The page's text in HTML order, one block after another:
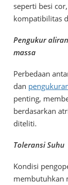
seperti besi
kompatibilitas
Pengukur
massa
Perbedaan
dan
penting,
berdasarkan
diteliti.
Toleransi Suhu
Kondisi
membutuhkan